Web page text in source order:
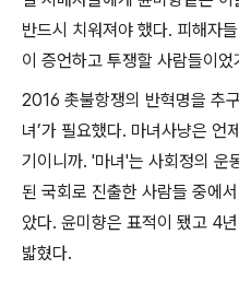
반드시 치워져야 했다. 피해자
이 증언하고 투쟁할 사람들이었
2016 촛불항쟁의 반혁명을 추
녀’가 필요했다. 마녀사냥은 언
기이니까. '마녀'는 사회정의 운
된 국회로 진출한 사람들 중에
았다. 윤미향은 표적이 됐고 4
밟혔다.